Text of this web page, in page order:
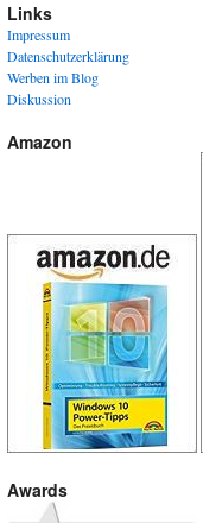
Links
Impressum
Datenschutzerklärung
Werben im Blog
Diskussion
Amazon
Awards